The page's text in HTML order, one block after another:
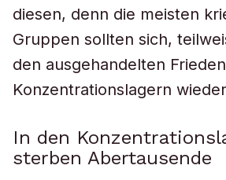
diesen, denn die meisten
Gruppen sollten sich,
den ausgehandelten
Konzentrationslagern
In den
sterben Abertausende